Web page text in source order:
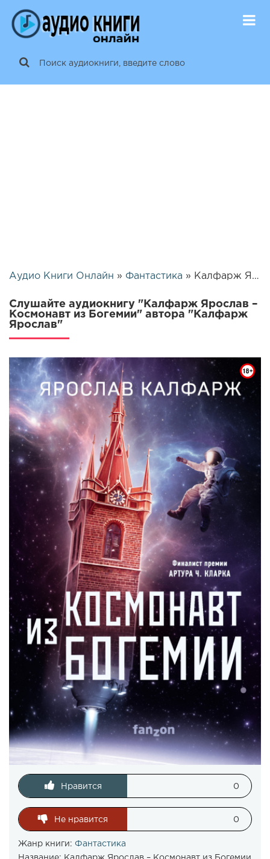
Аудио Книги Онлайн » Фантастика » Калфарж Ярослав – Космонавт из Богемии | 26221
Слушайте аудиокнигу "Калфарж Ярослав –
Космонавт из Богемии" автора "Калфарж
Ярослав"
Нравится 0
Не нравится 0
Жанр книги: Фантастика